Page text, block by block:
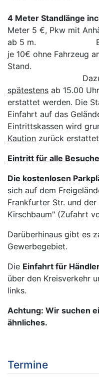
4 Meter Standlänge
Meter 5 €, Pkw mit
ab 5 m.
je 10€ ohne Fahrzeug
spätestens ab 15.00
erstattet werden. Die
Einfahrt auf das
Eintrittskassen wird
Kaution zurück
Eintritt für alle
Die kostenlosen
sich auf dem
Frankfurter Str. und
Kirschbaum" (Zufahrt
Darüberhinaus gibt es
Gewerbegebiet.
Die Einfahrt für
über den Kreisverkehr
links.
Achtung: Wir suchen
ähnliches.
Termine